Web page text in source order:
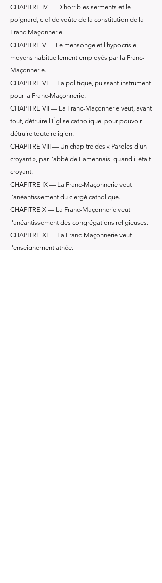
CHAPITRE IV — D'horribles serments et le
poignard, clef de voûte de la constitution de la
Franc-Maçonnerie.
CHAPITRE V — Le mensonge et l'hypocrisie,
moyens habituellement employés par la Franc-
Maçonnerie.
CHAPITRE VI — La politique, puissant instrument
pour la Franc-Maçonnerie.
CHAPITRE VII — La Franc-Maçonnerie veut, avant
tout, détruire l'Église catholique, pour pouvoir
détruire toute religion.
CHAPITRE VIII — Un chapitre des « Paroles d'un
croyant », par l'abbé de Lamennais, quand il était
croyant.
CHAPITRE IX — La Franc-Maçonnerie veut
l'anéantissement du clergé catholique.
CHAPITRE X — La Franc-Maçonnerie veut
l'anéantissement des congrégations religieuses.
CHAPITRE XI — La Franc-Maçonnerie veut
l'enseignement athée.